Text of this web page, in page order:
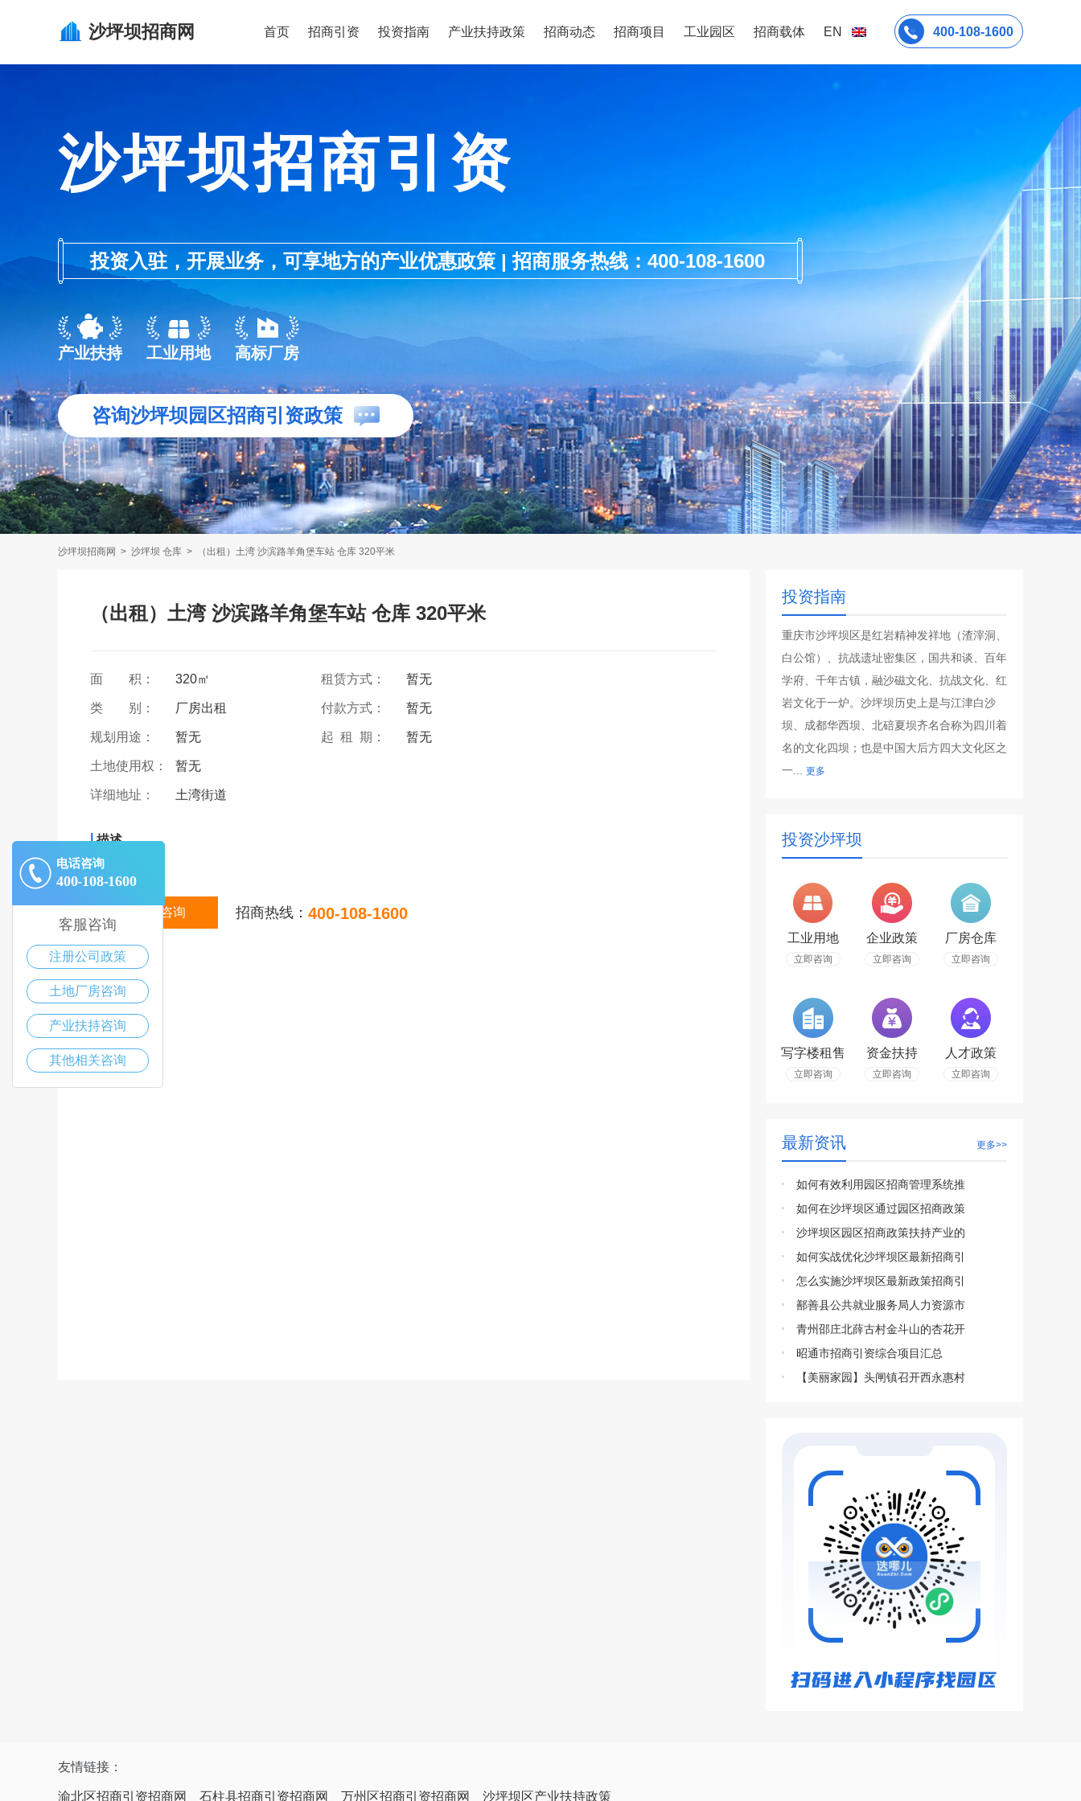
沙坪坝招商网 首页 招商引资 投资指南 产业扶持政策 招商动态 招商项目 工业园区 招商载体 EN 400-108-1600
沙坪坝招商引资
投资入驻，开展业务，可享地方的产业优惠政策 | 招商服务热线：400-108-1600
产业扶持 工业用地 高标厂房
咨询沙坪坝园区招商引资政策
沙坪坝招商网 > 沙坪坝 仓库 > （出租）土湾 沙滨路羊角堡车站 仓库 320平米
（出租）土湾 沙滨路羊角堡车站 仓库 320平米
面 积： 320㎡ 租赁方式： 暂无
类 别： 厂房出租 付款方式： 暂无
规划用途： 暂无 起 租 期： 暂无
土地使用权： 暂无
详细地址： 土湾街道
| 描述
在线咨询 招商热线： 400-108-1600
投资指南
重庆市沙坪坝区是红岩精神发祥地（渣滓洞、
白公馆）、抗战遗址密集区，国共和谈、百年
学府、千年古镇，融沙磁文化、抗战文化、红
岩文化于一炉。沙坪坝历史上是与江津白沙
坝、成都华西坝、北碚夏坝齐名合称为四川着
名的文化四坝；也是中国大后方四大文化区之
一... 更多
投资沙坪坝
工业用地
立即咨询
企业政策
立即咨询
厂房仓库
立即咨询
写字楼租售
立即咨询
资金扶持
立即咨询
人才政策
立即咨询
最新资讯 更多>>
如何有效利用园区招商管理系统推
如何在沙坪坝区通过园区招商政策
沙坪坝区园区招商政策扶持产业的
如何实战优化沙坪坝区最新招商引
怎么实施沙坪坝区最新政策招商引
鄯善县公共就业服务局人力资源市
青州邵庄北薛古村金斗山的杏花开
昭通市招商引资综合项目汇总
【美丽家园】头闸镇召开西永惠村
友情链接：
渝北区招商引资招商网 石柱县招商引资招商网 万州区招商引资招商网 沙坪坝区产业扶持政策
电话咨询
400-108-1600
客服咨询
注册公司政策
土地厂房咨询
产业扶持咨询
其他相关咨询